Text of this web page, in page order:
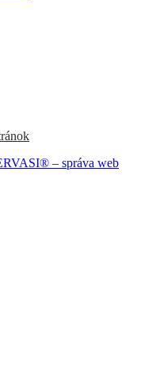
– správa web